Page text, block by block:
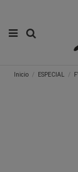
Inicio ESPECIAL